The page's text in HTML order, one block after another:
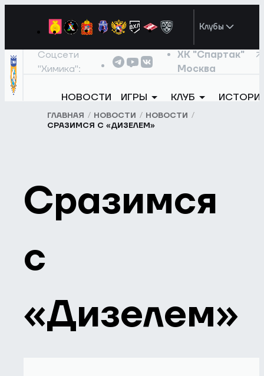
Клубы
Соцсети
"Химика":
ХК "Спартак"
Москва
НОВОСТИ ИГРЫ КЛУБ
ГЛАВНАЯ НОВОСТИ
НОВОСТИ
СРАЗИМСЯ С «ДИЗЕЛЕМ»
Сразимся
с
«Дизелем»